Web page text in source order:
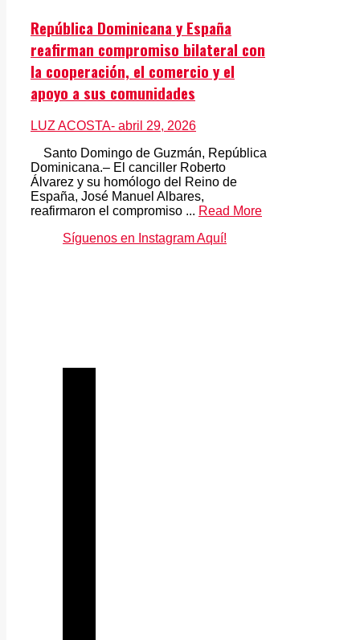
República Dominicana y España
reafirman compromiso bilateral con
la cooperación, el comercio y el
apoyo a sus comunidades
LUZ ACOSTA- abril 29, 2026
Santo Domingo de Guzmán, República
Dominicana.– El canciller Roberto
Álvarez y su homólogo del Reino de
España, José Manuel Albares,
reafirmaron el compromiso ... Read More
Síguenos en Instagram Aquí!